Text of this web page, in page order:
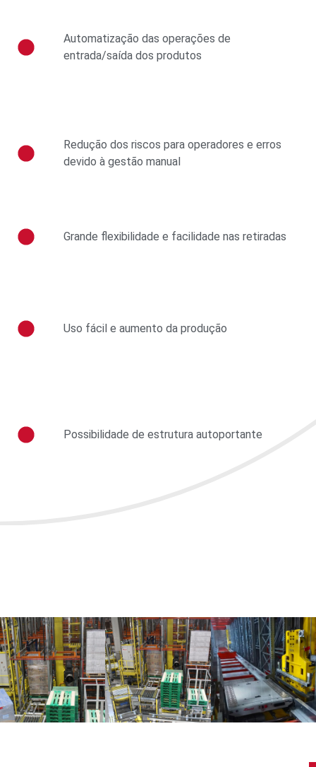
Automatização das operações de
entrada/saída dos produtos
Redução dos riscos para operadores e erros
devido à gestão manual
Grande flexibilidade e facilidade nas retiradas
Uso fácil e aumento da produção
Possibilidade de estrutura autoportante